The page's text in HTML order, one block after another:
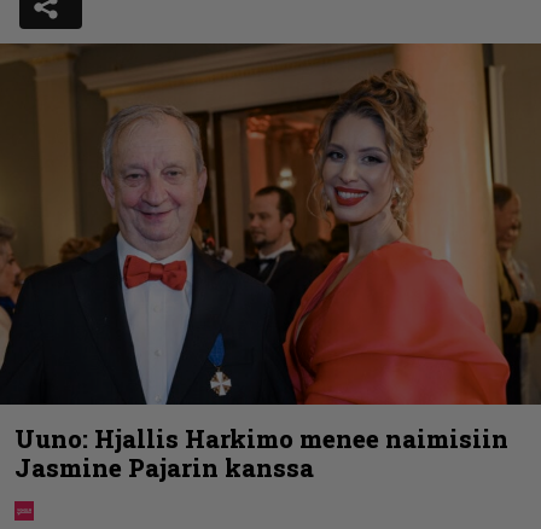
Uuno: Hjallis Harkimo menee naimisiin
Jasmine Pajarin kanssa